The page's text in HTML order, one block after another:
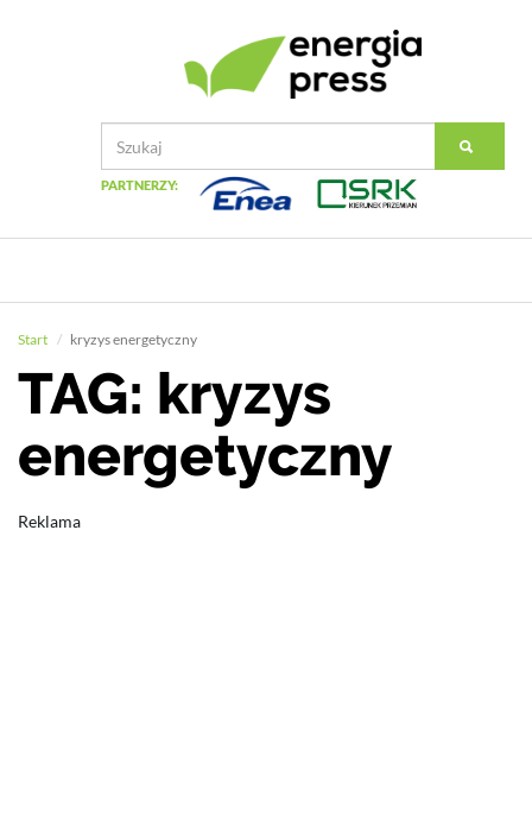
PARTNERZY:
Start kryzys energetyczny
TAG: kryzys
energetyczny
Reklama